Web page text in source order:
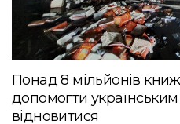
Понад 8 мільйонів
допомогти
відновитися